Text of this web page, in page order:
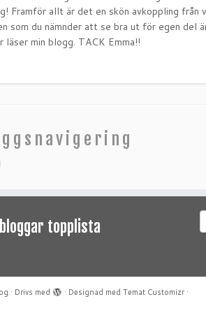
Framför allt är det en skön avkoppling från
du nämnder att se bra ut för egen del
min blogg. TACK Emma!!
bloggar topplista
· Drivs med · Designad med Temat Customizr·